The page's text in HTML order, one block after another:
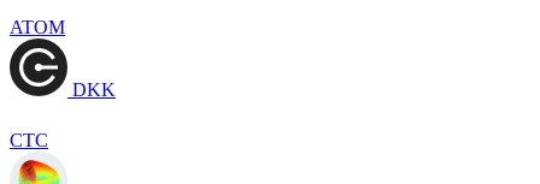
ATOM
DKK
CTC